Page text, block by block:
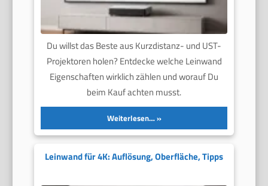
Du willst das Beste aus Kurzdistanz- und UST-
Projektoren holen? Entdecke welche Leinwand
Eigenschaften wirklich zählen und worauf Du
beim Kauf achten musst.
Weiterlesen…
Leinwand für 4K: Auflösung, Oberfläche, Tipps